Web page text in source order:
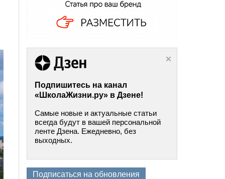
Подпишитесь на канал
«ШколаЖизни.ру» в Дзене!
Самые новые и актуальные статьи
всегда будут в вашей персональной
ленте Дзена. Ежедневно, без
выходных.
Подписаться на обновления